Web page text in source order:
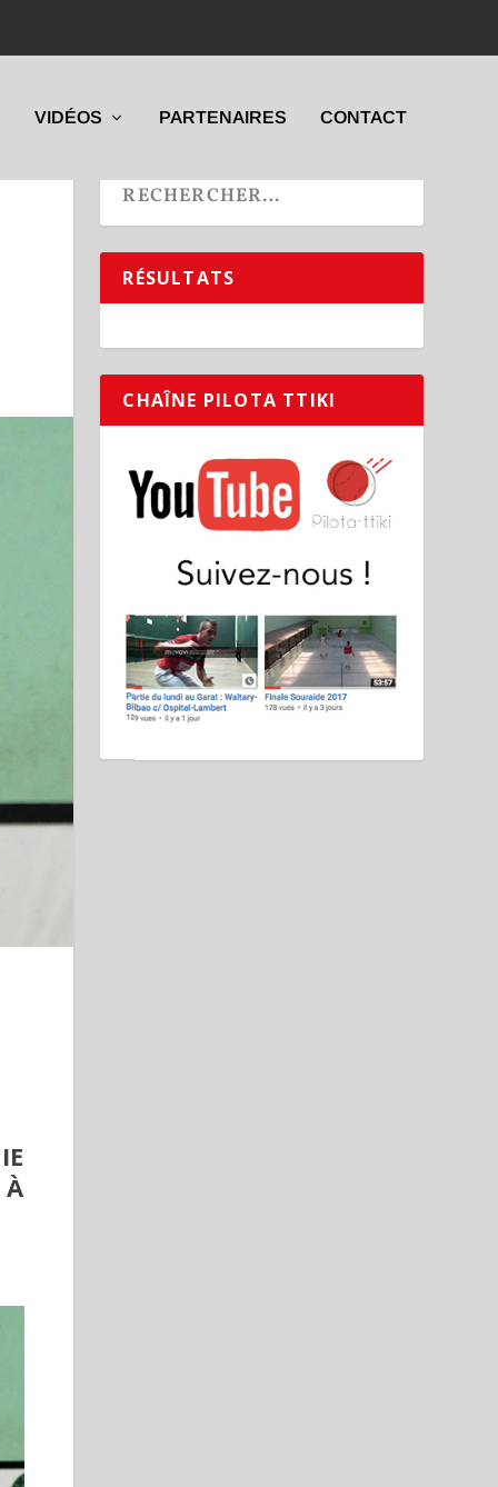
VIDÉOS PARTENAIRES CONTACT
RÉSULTATS
CHAÎNE PILOTA TTIKI